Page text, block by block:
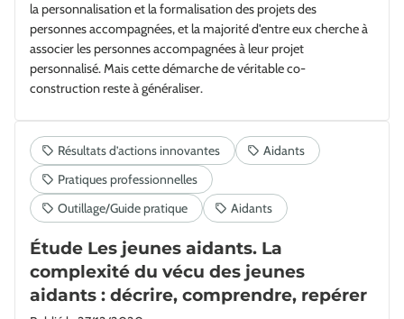
la personnalisation et la formalisation des projets des
personnes accompagnées, et la majorité d'entre eux cherche à
associer les personnes accompagnées à leur projet
personnalisé. Mais cette démarche de véritable co-
construction reste à généraliser.
Étude Les jeunes aidants. La
complexité du vécu des jeunes
aidants : décrire, comprendre, repérer